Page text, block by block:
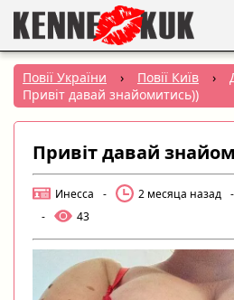
Вхід
Міста:
РУС|
Створити
Повії України › Повії Київ ›
Привіт давай знайомитись))
Привіт давай
Инесса - 2 месяца назад -
-
43